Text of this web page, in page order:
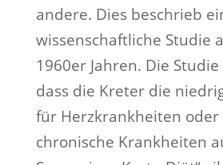
andere. Dies beschrieb
wissenschaftliche Studie
1960er Jahren. Die
dass die Kreter die
für Herzkrankheiten oder
chronische Krankheiten